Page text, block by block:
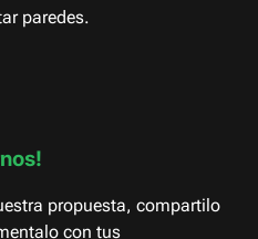
paredes.
propuesta, compartilo
con tus